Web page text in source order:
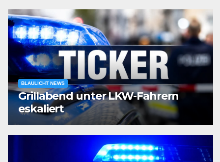
BLAULICHT NEWS
Grillabend unter LKW-Fahrern
eskaliert